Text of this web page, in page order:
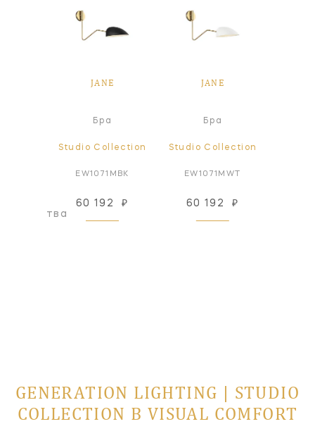
JANE
Бра
Studio Collection
EW1071MBK
60 192 ₽
JANE
Бра
Studio Collection
EW1071MWT
60 192 ₽
GENERATION LIGHTING | STUDIO
COLLECTION В VISUAL COMFORT